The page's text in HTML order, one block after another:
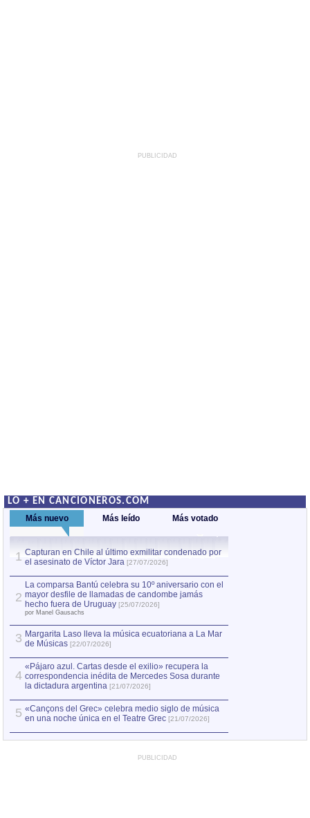
PUBLICIDAD
LO + EN CANCIONEROS.COM
Más nuevo Más leído Más votado
1 Capturan en Chile al último exmilitar condenado por
el asesinato de Víctor Jara [27/07/2026]
2
La comparsa Bantú celebra su 10º aniversario con el
mayor desfile de llamadas de candombe jamás
hecho fuera de Uruguay [25/07/2026]
por Manel Gausachs
3 Margarita Laso lleva la música ecuatoriana a La Mar
de Músicas [22/07/2026]
4
«Pájaro azul. Cartas desde el exilio» recupera la
correspondencia inédita de Mercedes Sosa durante
la dictadura argentina [21/07/2026]
5 «Cançons del Grec» celebra medio siglo de música
en una noche única en el Teatre Grec [21/07/2026]
PUBLICIDAD